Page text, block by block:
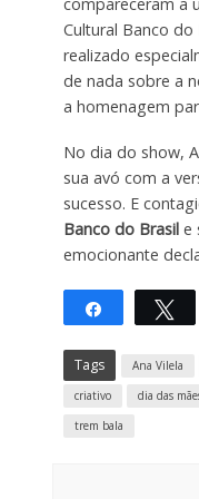
compareceram a
Cultural Banco do
realizado
de nada sobre a
a homenagem
No dia do show,
sua avó com a
sucesso. E
Banco do Brasile
emocionante
Compartilhar
Tags Ana Vilela
criativo
dia das
trem bala